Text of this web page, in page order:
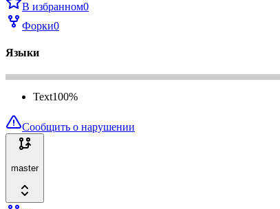
В избранном0
Форки0
Языки
Text100%
Сообщить о нарушении
master